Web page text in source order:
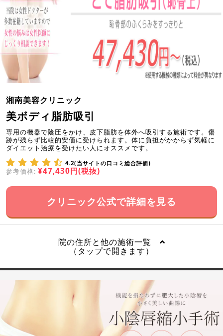
湘南美容クリニック
美ボディ脂肪吸引
専用の機器で陰圧をかけ、皮下脂肪を体外へ吸引する施術です。傷
跡が残らず比較的安価に受けられます。体に負担がかからず気軽に
ダイエット治療を受けたい人にオススメです。
4.2(当サイトの口コミ総合評価)
参考価格: ¥47,430円(税抜)
クリニック公式で詳細を見る
院の住所と他の施術一覧
（タップで開きます）